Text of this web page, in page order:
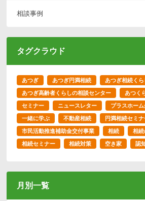
相談事例
タグクラウド
あつぎ あつぎ円満相続 あつぎ相続く
あつぎ高齢者くらしの相談センター あつく
セミナー ニュースレター プラスホー
一緒に学ぶ 不動産相続 円満相続セミナ
市民活動推進補助金交付事業 相続 相続
相続セミナー 相続対策 空き家 認
月別一覧